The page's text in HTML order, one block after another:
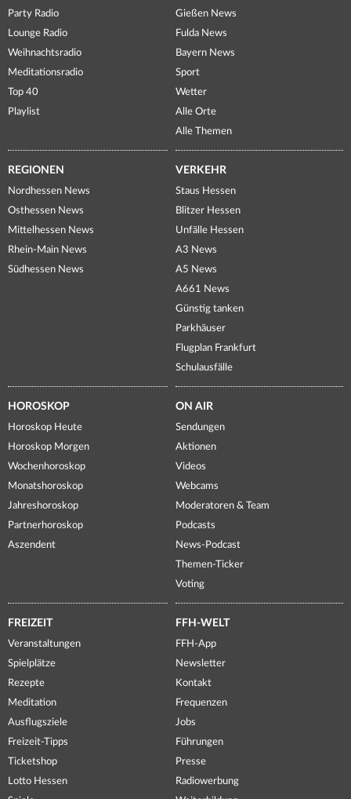
Party Radio
Lounge Radio
Weihnachtsradio
Meditationsradio
Top 40
Playlist
Gießen News
Fulda News
Bayern News
Sport
Wetter
Alle Orte
Alle Themen
REGIONEN
Nordhessen News
Osthessen News
Mittelhessen News
Rhein-Main News
Südhessen News
VERKEHR
Staus Hessen
Blitzer Hessen
Unfälle Hessen
A3 News
A5 News
A661 News
Günstig tanken
Parkhäuser
Flugplan Frankfurt
Schulausfälle
HOROSKOP
Horoskop Heute
Horoskop Morgen
Wochenhoroskop
Monatshoroskop
Jahreshoroskop
Partnerhoroskop
Aszendent
ON AIR
Sendungen
Aktionen
Videos
Webcams
Moderatoren & Team
Podcasts
News-Podcast
Themen-Ticker
Voting
FREIZEIT
Veranstaltungen
Spielplätze
Rezepte
Meditation
Ausflugsziele
Freizeit-Tipps
Ticketshop
Lotto Hessen
FFH-WELT
FFH-App
Newsletter
Kontakt
Frequenzen
Jobs
Führungen
Presse
Radiowerbung